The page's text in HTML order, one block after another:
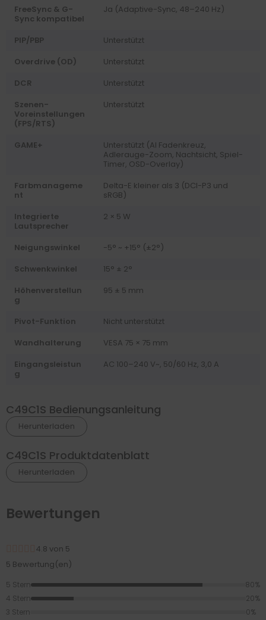
FreeSync & G-
Sync kompatibel
Ja (Adaptive-Sync, 48–240 Hz)
PIP/PBP
Unterstützt
Overdrive (OD)
Unterstützt
DCR
Unterstützt
Szenen-
Voreinstellungen
(FPS/RTS)
Unterstützt
GAME+
Unterstützt (AI Fadenkreuz,
Adlerauge-Zoom, Nachtsicht, Spiel-
Timer, OSD-Overlay)
Farbmanageme
nt
Delta-E kleiner als 3 (DCI-P3 und
sRGB)
Integrierte
Lautsprecher
2 × 5 W
Neigungswinkel
-5° ~ +15° (±2°)
Schwenkwinkel
15° ± 2°
Höhenverstellun
g
95 ± 5 mm
Pivot-Funktion
Nicht unterstützt
Wandhalterung
VESA 75 × 75 mm
Eingangsleistun
g
AC 100–240 V~, 50/60 Hz, 3,0 A
C49C1S Bedienungsanleitung
Herunterladen
C49C1S Produktdatenblatt
Herunterladen
Bewertungen
4.8 von 5
5 Bewertung(en)
5 Stern
80%
4 Stern
20%
3 Stern
0%